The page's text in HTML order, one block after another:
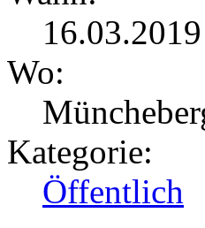
Wo:
Kategorie:
Öffentlich